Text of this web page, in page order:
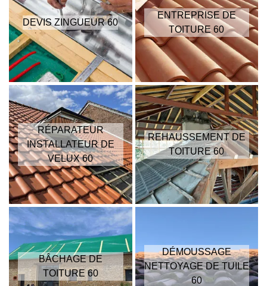
DEVIS ZINGUEUR 60
ENTREPRISE DE
TOITURE 60
RÉPARATEUR
INSTALLATEUR DE
VELUX 60
REHAUSSEMENT DE
TOITURE 60
BÂCHAGE DE
TOITURE 60
DÉMOUSSAGE
NETTOYAGE DE TUILE
60